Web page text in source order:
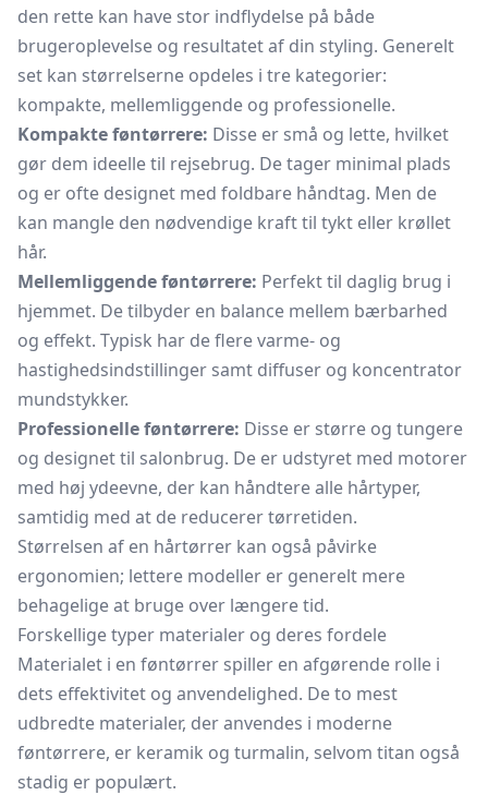
den rette kan have stor indflydelse på både
brugeroplevelse og resultatet af din styling. Generelt
set kan størrelserne opdeles i tre kategorier:
kompakte, mellemliggende og professionelle.
Kompakte føntørrere: Disse er små og lette, hvilket
gør dem ideelle til rejsebrug. De tager minimal plads
og er ofte designet med foldbare håndtag. Men de
kan mangle den nødvendige kraft til tykt eller krøllet
hår.
Mellemliggende føntørrere: Perfekt til daglig brug i
hjemmet. De tilbyder en balance mellem bærbarhed
og effekt. Typisk har de flere varme- og
hastighedsindstillinger samt diffuser og koncentrator
mundstykker.
Professionelle føntørrere: Disse er større og tungere
og designet til salonbrug. De er udstyret med motorer
med høj ydeevne, der kan håndtere alle hårtyper,
samtidig med at de reducerer tørretiden.
Størrelsen af en hårtørrer kan også påvirke
ergonomien; lettere modeller er generelt mere
behagelige at bruge over længere tid.
Forskellige typer materialer og deres fordele
Materialet i en føntørrer spiller en afgørende rolle i
dets effektivitet og anvendelighed. De to mest
udbredte materialer, der anvendes i moderne
føntørrere, er keramik og turmalin, selvom titan også
stadig er populært.